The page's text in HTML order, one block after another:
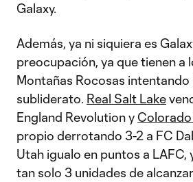
Galaxy.
Además, ya ni siquiera es
preocupación, ya que tienen a
Montañas Rocosas intentando
subliderato. Real Salt Lake
England Revolution y
propio derrotando 3-2 a FC
Utah igualo en puntos a LAFC,
tan solo 3 unidades de